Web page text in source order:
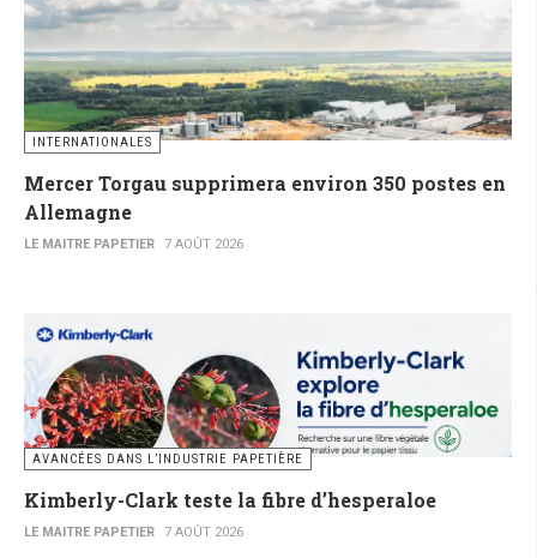
INTERNATIONALES
Mercer Torgau supprimera environ 350 postes en
Allemagne
LE MAITRE PAPETIER 7 AOÛT 2026
AVANCÉES DANS L’INDUSTRIE PAPETIÈRE
Kimberly-Clark teste la fibre d’hesperaloe
LE MAITRE PAPETIER 7 AOÛT 2026